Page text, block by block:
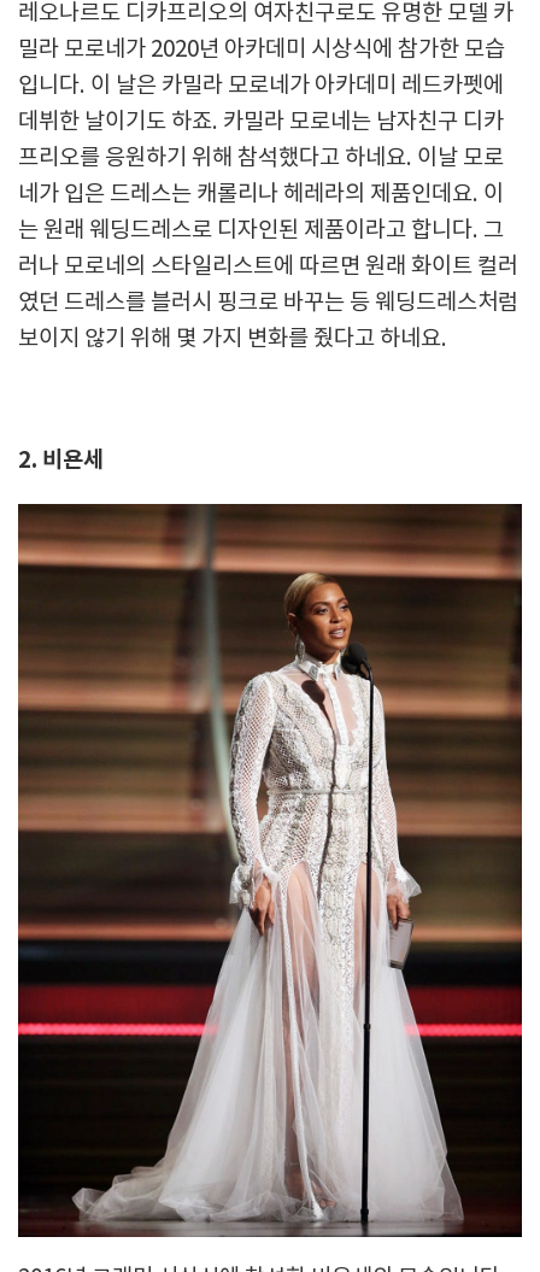
레오나르도 디카프리오의 여자친구로도 유명한 모델 카
밀라 모로네가 2020년 아카데미 시상식에 참가한 모습
입니다. 이 날은 카밀라 모로네가 아카데미 레드카펫에
데뷔한 날이기도 하죠. 카밀라 모로네는 남자친구 디카
프리오를 응원하기 위해 참석했다고 하네요. 이날 모로
네가 입은 드레스는 캐롤리나 헤레라의 제품인데요. 이
는 원래 웨딩드레스로 디자인된 제품이라고 합니다. 그
러나 모로네의 스타일리스트에 따르면 원래 화이트 컬러
였던 드레스를 블러시 핑크로 바꾸는 등 웨딩드레스처럼
보이지 않기 위해 몇 가지 변화를 줬다고 하네요.
2. 비욘세